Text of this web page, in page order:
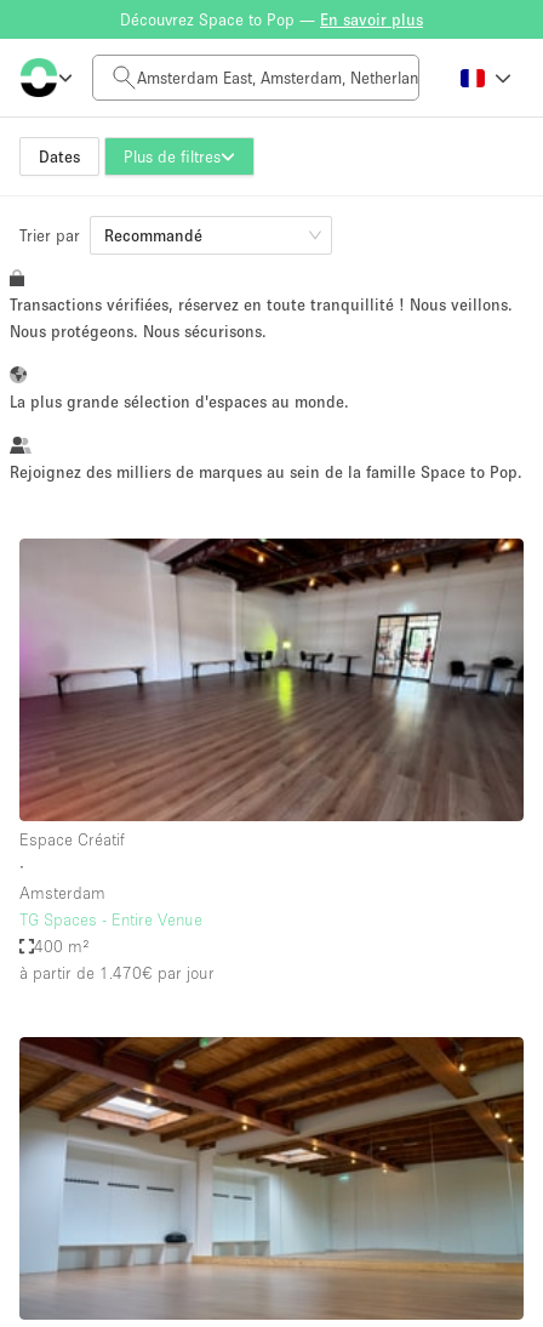
Découvrez Space to Pop — En savoir plus
Dates Plus de filtres
Tarif à la journée
0€
Taille de l'espace
~ 13 personnes
Vente au
Showroom Événement Art Alimentation
photo
Conférence Réunion Bureaux
Local
Commercial
Partagé
Type de l'espace
Atelier
Boutique / Magasin
Boutique en Partage
Bureaux
Camion / Fourgon
Container
Trier par Recommandé
Transactions vérifiées, réservez en toute tranquillité ! Nous veillons.
Nous protégeons. Nous sécurisons.
La plus grande sélection d'espaces au monde.
Rejoignez des milliers de marques au sein de la famille Space to Pop.
Espace Créatif
∙
Amsterdam
TG Spaces - Entire Venue
400 m²
à partir de 1.470€ par jour